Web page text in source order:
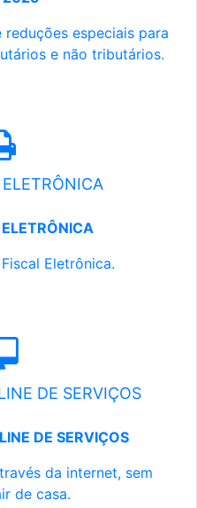
especiais para
e não tributários.
Eletrônica.
DE SERVIÇOS
DE SERVIÇOS
da internet, sem
de casa.